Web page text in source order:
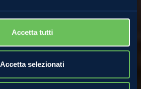
Accetta tutti
Accetta selezionati